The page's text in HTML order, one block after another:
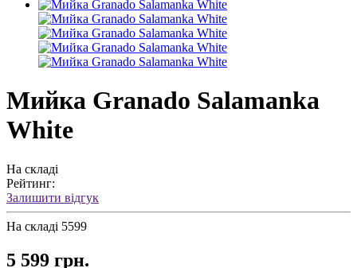
Мийка Granado Salamanka
White
На складі
Рейтинг:
Залишити відгук
На складі 5599
5 599 грн.